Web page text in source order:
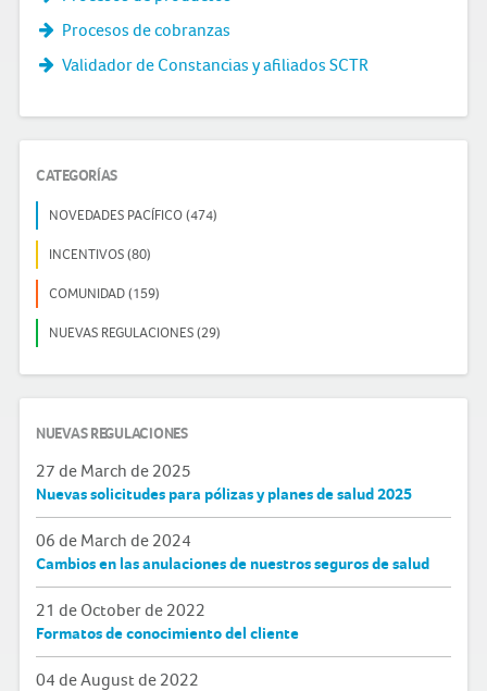
Procesos de cobranzas
Validador de Constancias y afiliados SCTR
CATEGORÍAS
NOVEDADES PACÍFICO (474)
INCENTIVOS (80)
COMUNIDAD (159)
NUEVAS REGULACIONES (29)
NUEVAS REGULACIONES
27 de March de 2025
Nuevas solicitudes para pólizas y planes de salud 2025
06 de March de 2024
Cambios en las anulaciones de nuestros seguros de salud
21 de October de 2022
Formatos de conocimiento del cliente
04 de August de 2022